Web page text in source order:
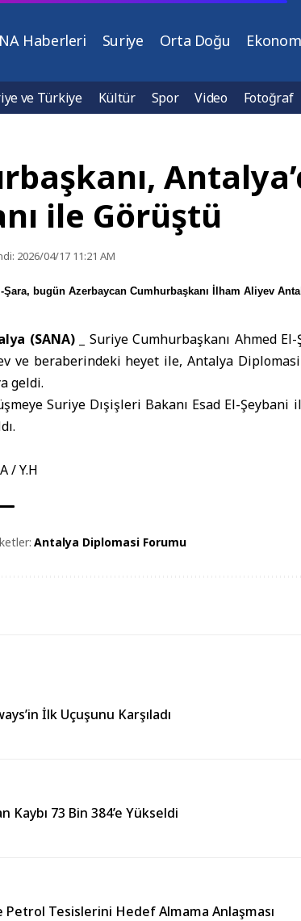
Haberleri Suriye Orta Doğu
ve Türkiye Kültür Spor Video Fotoğraf
ile Görüştü
2026/04/17 11:21 AM
bugün Azerbaycan Cumhurbaşkanı İlham Aliyev
(SANA) _ Suriye Cumhurbaşkanı Ahmed
ve beraberindeki heyet ile,Antalya
geldi.
Suriye Dışişleri Bakanı Esad El-
/ Y.H
Antalya Diplomasi Forumu
İlk Uçuşunu Karşıladı
Kaybı 73 Bin 384’e Yükseldi
Petrol Tesislerini Hedef Almama Anlaşması